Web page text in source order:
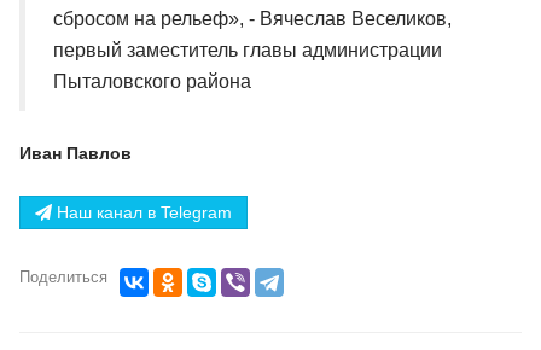
сбросом на рельеф», - Вячеслав Веселиков,
первый заместитель главы администрации
Пыталовского района
Иван Павлов
Наш канал в Telegram
Поделиться